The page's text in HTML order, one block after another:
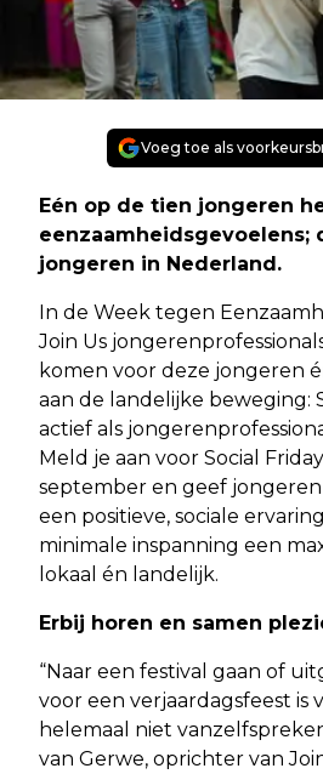
Voeg toe als
Eén op de tien jongeren
eenzaamheidsgevoelens;
jongeren in Nederland.
In de Week tegen
Join Us
komen voor deze jongeren
aan de landelijke beweging:
actief als
Meld je aan voor Social
september en geef
een positieve, sociale
minimale inspanning een
lokaal én landelijk.
Erbij horen en samen
“Naar een festival gaan of
voor een verjaardagsfeest is
helemaal niet
van Gerwe, oprichter van